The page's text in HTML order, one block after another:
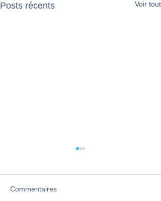
Posts récents Voir tout
Commentaires